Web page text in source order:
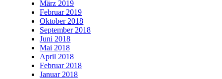
März 2019
Februar 2019
Oktober 2018
September 2018
Juni 2018
Mai 2018
April 2018
Februar 2018
Januar 2018